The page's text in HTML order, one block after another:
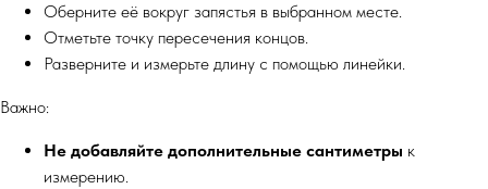
Оберните её вокруг запястья в выбранном месте.
Отметьте точку пересечения концов.
Разверните и измерьте длину с помощью линейки.
Важно:
Не добавляйте дополнительные сантиметры к
измерению.